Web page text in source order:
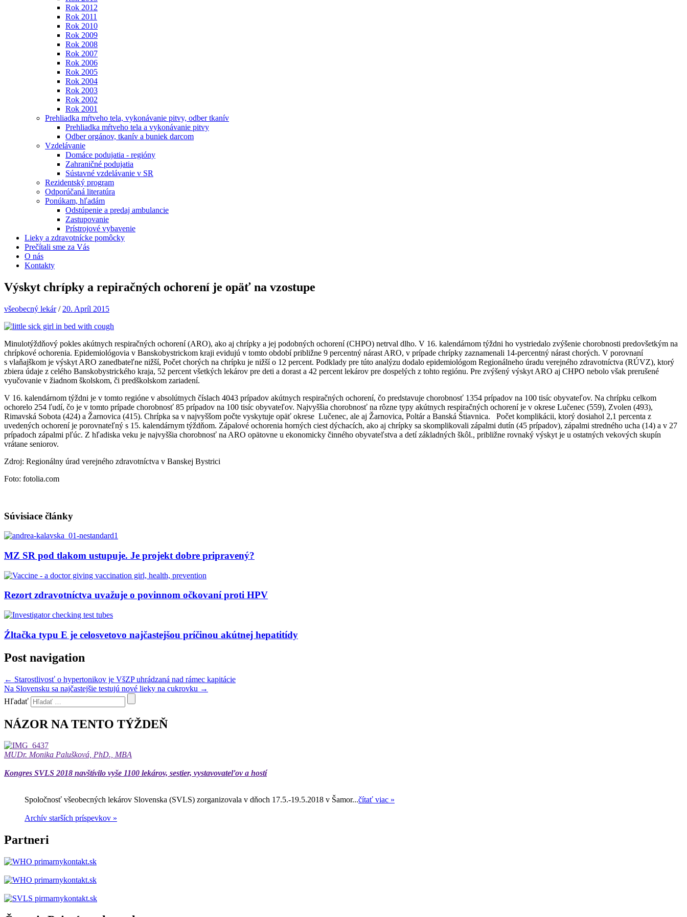
Rok 2012
Rok 2011
Rok 2010
Rok 2009
Rok 2008
Rok 2007
Rok 2006
Rok 2005
Rok 2004
Rok 2003
Rok 2002
Rok 2001
Prehliadka mŕtveho tela, vykonávanie pitvy, odber tkanív
Prehliadka mŕtveho tela a vykonávanie pitvy
Odber orgánov, tkanív a buniek darcom
Vzdelávanie
Domáce podujatia - regióny
Zahraničné podujatia
Sústavné vzdelávanie v SR
Rezidentský program
Odporúčaná literatúra
Ponúkam, hľadám
Odstúpenie a predaj ambulancie
Zastupovanie
Prístrojové vybavenie
Lieky a zdravotnícke pomôcky
Prečítali sme za Vás
O nás
Kontakty
Výskyt chrípky a repiračných ochorení je opäť na vzostupe
všeobecný lekár/ 20. Apríl 2015
Minulotýždňový pokles akútnych respiračných ochorení (ARO), ako aj chrípky a jej podobných ochorení (CHPO) netrval dlho. V 16. kalendárnom týždni ho vystriedalo zvýšenie chorobnosti predovšetkým na
chrípkové ochorenia. Epidemiológovia v Banskobystrickom kraji evidujú v tomto období približne 9 percentný nárast ARO, v prípade chrípky zaznamenali 14-percentný nárast chorých. V porovnaní
s vlaňajškom je výskyt ARO zanedbateľne nižší, Počet chorých na chrípku je nižší o 12 percent. Podklady pre túto analýzu dodalo epidemiológom Regionálneho úradu verejného zdravotníctva (RÚVZ), ktorý
zbiera údaje z celého Banskobystrického kraja, 52 percent všetkých lekárov pre deti a dorast a 42 percent lekárov pre dospelých z tohto regiónu. Pre zvýšený výskyt ARO aj CHPO nebolo však prerušené
vyučovanie v žiadnom školskom, či predškolskom zariadení.
V 16. kalendárnom týždni je v tomto regióne v absolútnych číslach 4043 prípadov akútnych respiračných ochorení, čo predstavuje chorobnosť 1354 prípadov na 100 tisíc obyvateľov. Na chrípku celkom
ochorelo 254 ľudí, čo je v tomto prípade chorobnosť 85 prípadov na 100 tisíc obyvateľov. Najvyššia chorobnosť na rôzne typy akútnych respiračných ochorení je v okrese Lučenec (559), Zvolen (493),
Rimavská Sobota (424) a Žarnovica (415). Chrípka sa v najvyššom počte vyskytuje opäť okrese Lučenec, ale aj Žarnovica, Poltár a Banská Štiavnica. Počet komplikácii, ktorý dosiahol 2,1 percenta z
uvedených ochorení je porovnateľný s 15. kalendárnym týždňom. Zápalové ochorenia horných ciest dýchacích, ako aj chrípky sa skomplikovali zápalmi dutín (45 prípadov), zápalmi stredného ucha (14) a v 27
prípadoch zápalmi pľúc. Z hľadiska veku je najvyššia chorobnosť na ARO opätovne u ekonomicky činného obyvateľstva a detí základných škôl., približne rovnaký výskyt je u ostatných vekových skupín
vrátane seniorov.
Zdroj: Regionálny úrad verejného zdravotníctva v Banskej Bystrici
Foto: fotolia.com
Súvisiace články
MZ SR pod tlakom ustupuje. Je projekt dobre pripravený?
Rezort zdravotníctva uvažuje o povinnom očkovaní proti HPV
Źltačka typu E je celosvetovo najčastejšou príčinou akútnej hepatitídy
Post navigation
← Starostlivosť o hypertonikov je VšZP uhrádzaná nad rámec kapitácie
Na Slovensku sa najčastejšie testujú nové lieky na cukrovku →
Hľadať
NÁZOR NA TENTO TÝŽDEŇ
MUDr. Monika Palušková, PhD., MBA
Kongres SVLS 2018 navštívilo vyše 1100 lekárov, sestier, vystavovateľov a hostí
Spoločnosť všeobecných lekárov Slovenska (SVLS) zorganizovala v dňoch 17.5.-19.5.2018 v Šamor...čítať viac »
Archív starších príspevkov »
Partneri